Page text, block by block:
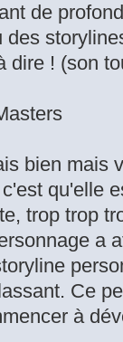
de
des
dire ! (son
bien mais
qu'elle
trop trop
a
Ce
à